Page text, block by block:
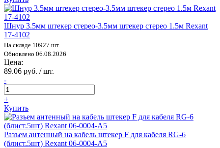
Шнур 3.5мм штекер стерео-3.5мм штекер стерео 1.5м Rexant
17-4102
На складе 10927 шт.
Обновлено 06.08.2026
Цена:
89.06 руб. / шт.
-
+
Купить
Разъем антенный на кабель штекер F для кабеля RG-6
(блист.5шт) Rexant 06-0004-A5